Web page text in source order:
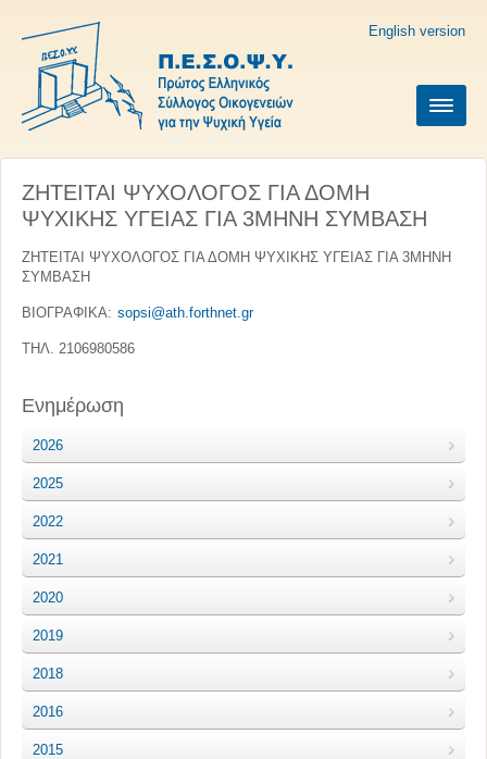
English version
ZΗΤΕΙΤΑΙ ΨΥΧΟΛΟΓΟΣ ΓΙΑ ΔΟΜΗ
ΨΥΧΙΚΗΣ ΥΓΕΙΑΣ ΓΙΑ 3ΜΗΝΗ ΣΥΜΒΑΣΗ
ZΗΤΕΙΤΑΙ ΨΥΧΟΛΟΓΟΣ ΓΙΑ ΔΟΜΗ ΨΥΧΙΚΗΣ ΥΓΕΙΑΣ ΓΙΑ 3ΜΗΝΗ
ΣΥΜΒΑΣΗ
ΒΙΟΓΡΑΦΙΚΑ: sopsi@ath.forthnet.gr
ΤΗΛ. 2106980586
Ενημέρωση
2026
2025
2022
2021
2020
2019
2018
2016
2015